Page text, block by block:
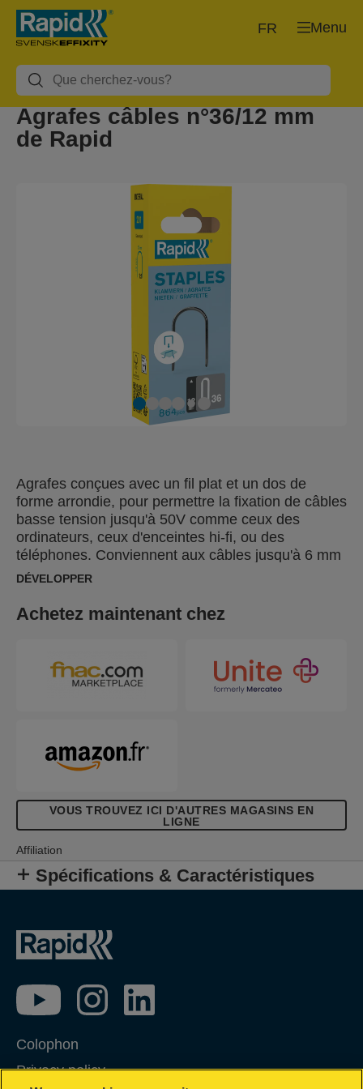
Menu
FR
Agrafes câbles n°36/12 mm
de Rapid
Agrafes conçues avec un fil plat et un dos de
forme arrondie, pour permettre la fixation de câbles
basse tension jusqu'à 50V comme ceux des
ordinateurs, ceux d'enceintes hi-fi, ou des
téléphones. Conviennent aux câbles jusqu'à 6 mm
de diamètre. Les pointes divergentes, DP, sont
pour une résistance maximale.
DÉVELOPPER
Achetez maintenant chez
VOUS TROUVEZ ICI D'AUTRES MAGASINS EN
LIGNE
Affiliation
Spécifications & Caractéristiques
Colophon
Privacy policy